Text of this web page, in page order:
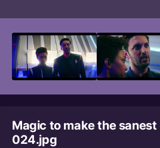
Magic to make the sanest
024.jpg